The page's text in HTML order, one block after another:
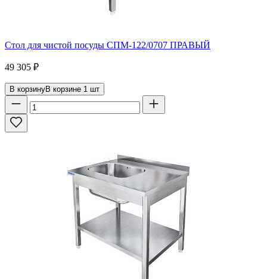
Стол для чистой посуды СПМ-122/0707 ПРАВЫЙ
49 305 ₽
В корзинуВ корзине 1 шт